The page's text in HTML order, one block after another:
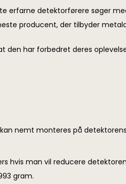
erfarne detektorførere søger
producent, der tilbyder
den har forbedret deres
nemt monteres på
hvis man vil reducere
gram.